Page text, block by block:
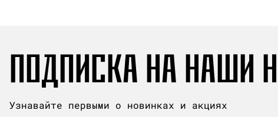
ПОДПИСКА НА НАШИ
Узнавайте первыми о новинках и акциях